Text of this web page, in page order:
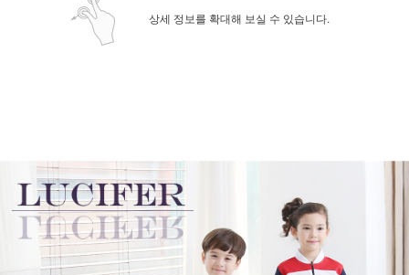
상세 정보를 확대해 보실 수 있습니다.